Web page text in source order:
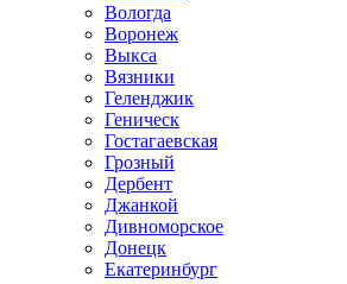
Вологда
Воронеж
Выкса
Вязники
Геленджик
Геническ
Гостагаевская
Грозный
Дербент
Джанкой
Дивноморское
Донецк
Екатеринбург